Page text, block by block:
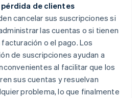
pérdida de clientes
cancelar sus suscripciones si
las cuentas o si tienen
o el pago. Los
de suscripciones ayudan a
al facilitar que los
sus cuentas y resuelvan
problema, lo que finalmente